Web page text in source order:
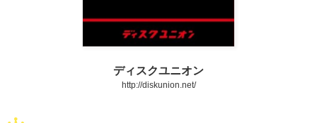
ディスクユニオン
http://diskunion.net/